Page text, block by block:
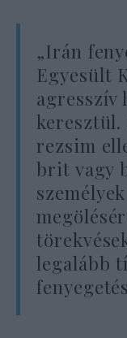
„Irán
Egyesült
agresszív
keresztül.
rezsim
brit vagy
legalább